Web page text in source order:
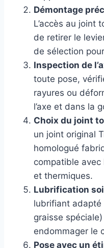
Démontage
L’accès au joint
de retirer le
de sélection
Inspection de
toute pose,
rayures ou
l’axe et dans la
Choix du joint
un joint original
homologué
compatible
et thermiques.
Lubrification
lubrifiant adapté
graisse
endommager le
Pose avec un